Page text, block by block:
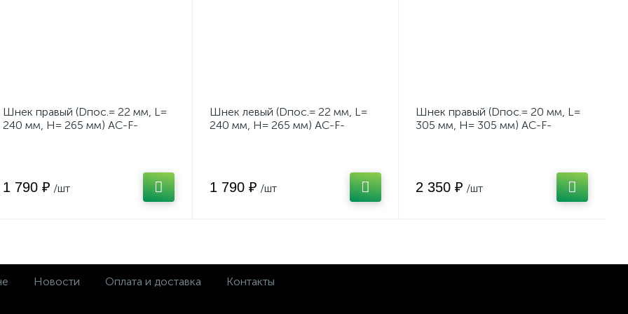
Шнек правый (Dпос.= 22 мм, L=
240 мм, H= 265 мм) AC-F-
1 790 ₽ /шт
Шнек левый (Dпос.= 22 мм, L=
240 мм, H= 265 мм) AC-F-
1 790 ₽ /шт
Шнек правый (Dпос.= 20 мм, L=
305 мм, H= 305 мм) AC-F-
2 350 ₽ /шт
Новости Оплата и доставка Контакты